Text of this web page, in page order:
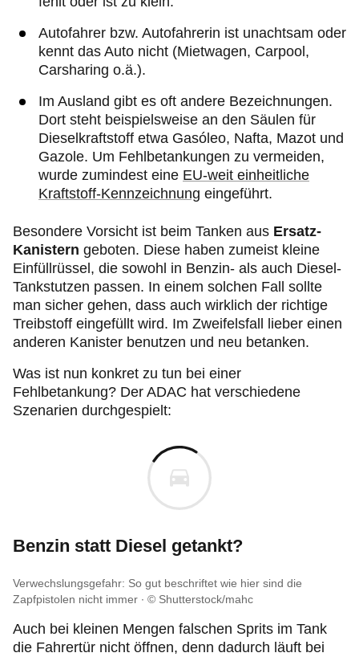
Autofahrer bzw. Autofahrerin ist unachtsam oder
kennt das Auto nicht (Mietwagen, Carpool,
Carsharing o.ä.).
Im Ausland gibt es oft andere Bezeichnungen.
Dort steht beispielsweise an den Säulen für
Dieselkraftstoff etwa Gasóleo, Nafta, Mazot und
Gazole. Um Fehlbetankungen zu vermeiden,
wurde zumindest eine EU-weit einheitliche
Kraftstoff-Kennzeichnung eingeführt.
Besondere Vorsicht ist beim Tanken aus Ersatz-
Kanistern geboten. Diese haben zumeist kleine
Einfüllrüssel, die sowohl in Benzin- als auch Diesel-
Tankstutzen passen. In einem solchen Fall sollte
man sicher gehen, dass auch wirklich der richtige
Treibstoff eingefüllt wird. Im Zweifelsfall lieber einen
anderen Kanister benutzen und neu betanken.
Was ist nun konkret zu tun bei einer
Fehlbetankung? Der ADAC hat verschiedene
Szenarien durchgespielt:
Benzin statt Diesel getankt?
Verwechslungsgefahr: So gut beschriftet wie hier sind die
Zapfpistolen nicht immer
© Shutterstock/mahc
Auch bei kleinen Mengen falschen Sprits im Tank
die Fahrertür nicht öffnen, denn dadurch läuft bei